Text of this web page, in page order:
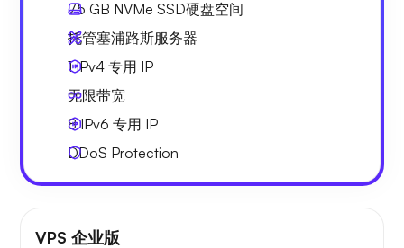
75 GB NVMe SSD硬盘空间
托管塞浦路斯服务器
1 IPv4 专用 IP
无限带宽
8 IPv6 专用 IP
DDoS Protection
VPS 企业版